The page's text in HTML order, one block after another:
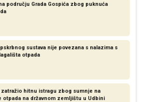
području Grada Gospića zbog puknuća
sustava nije povezana s nalazima s
otpada
hitnu istragu zbog sumnje na
otpada na državnom zemljištu u Udbini